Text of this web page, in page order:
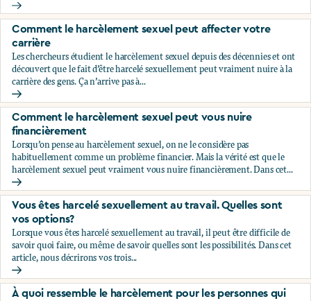
Comment le harcèlement sexuel peut affecter votre santé
Comment le harcèlement sexuel peut affecter votre
carrière
Les chercheurs étudient le harcèlement sexuel depuis des décennies et ont
découvert que le fait d’être harcelé sexuellement peut vraiment nuire à la
carrière des gens. Ça n’arrive pas à...
Comment le harcèlement sexuel peut affecter votre
Comment le harcèlement sexuel peut vous nuire
financièrement
Lorsqu’on pense au harcèlement sexuel, on ne le considère pas
habituellement comme un problème financier. Mais la vérité est que le
harcèlement sexuel peut vraiment vous nuire financièrement. Dans cet...
Comment le harcèlement sexuel peut vous nuire
Vous êtes harcelé sexuellement au travail. Quelles sont
vos options?
Lorsque vous êtes harcelé sexuellement au travail, il peut être difficile de
savoir quoi faire, ou même de savoir quelles sont les possibilités. Dans cet
article, nous décrirons vos trois...
Vous êtes harcelé sexuellement au travail. Quelles sont vos
À quoi ressemble le harcèlement pour les personnes qui